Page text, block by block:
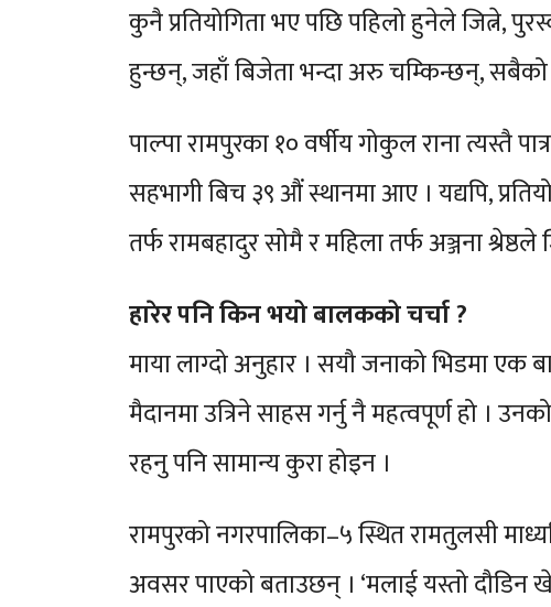
कुनै प्रतियोगिता भए पछि पहिलो हुनेले जित्ने,
हुन्छन्, जहाँ बिजेता भन्दा अरु चम्किन्छन्,
पाल्पा रामपुरका १० वर्षीय गोकुल राना त्यस्तै
सहभागी बिच ३९ औं स्थानमा आए । यद्यपि,
तर्फ रामबहादुर सोमै र महिला तर्फ अञ्जना
हारेर पनि किन भयो बालकको चर्चा ?
माया लाग्दो अनुहार । सयौ जनाको भिडमा एक
मैदानमा उत्रिने साहस गर्नु नै महत्वपूर्ण हो ।
रहनु पनि सामान्य कुरा होइन ।
रामपुरको नगरपालिका–५ स्थित रामतुलसी
अवसर पाएको बताउछन् । ‘मलाई यस्तो